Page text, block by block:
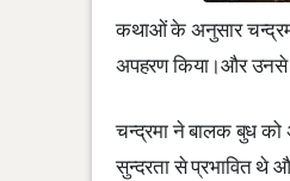
कथाओं के अनुसार
अपहरण किया।और उनसे
चन्द्रमा ने बालक बुध को
सुन्दरता से प्रभावित थे